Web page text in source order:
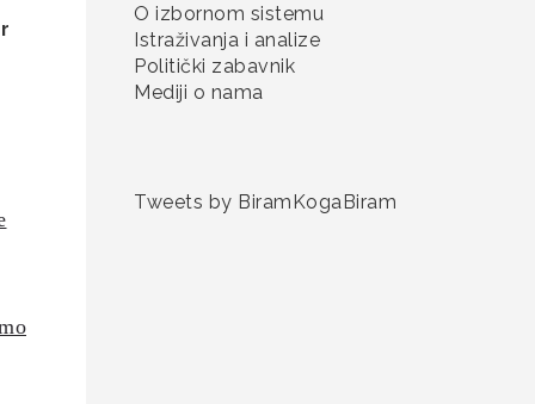
O izbornom sistemu
Istraživanja i analize
Politički zabavnik
Mediji o nama
Tweets by BiramKogaBiram